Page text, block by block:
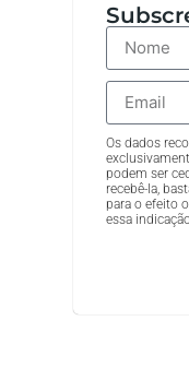
Os dados
podem ser
recebê-la,
para o efeito
essa